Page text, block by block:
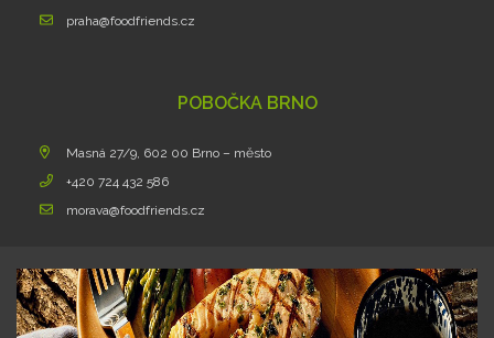
praha@foodfriends.cz
POBOČKA BRNO
Masná 27/9, 602 00 Brno – město
+420 724 432 586
morava@foodfriends.cz